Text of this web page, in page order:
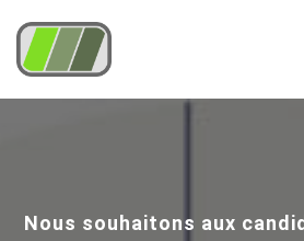
Nous souhaitons aux